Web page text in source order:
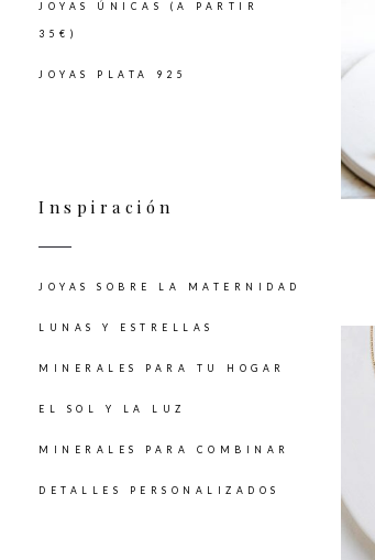
JOYAS ÚNICAS (A PARTIR
35€)
JOYAS PLATA 925
Inspiración
JOYAS SOBRE LA MATERNIDAD
LUNAS Y ESTRELLAS
MINERALES PARA TU HOGAR
EL SOL Y LA LUZ
MINERALES PARA COMBINAR
DETALLES PERSONALIZADOS